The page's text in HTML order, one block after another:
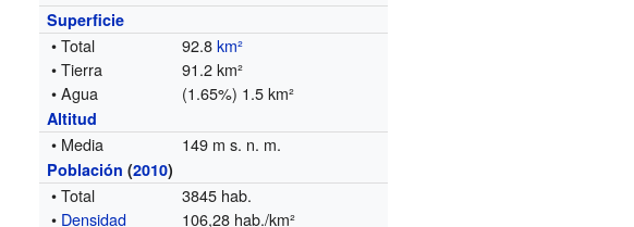
Superficie
• Total 92.8km²
• Tierra
91.2 km²
• Agua
(1.65%) 1.5 km²
Altitud
• Media 149 m s. n. m.
Población (2010)
• Total
3845 hab.
• Densidad 106,28 hab./km²